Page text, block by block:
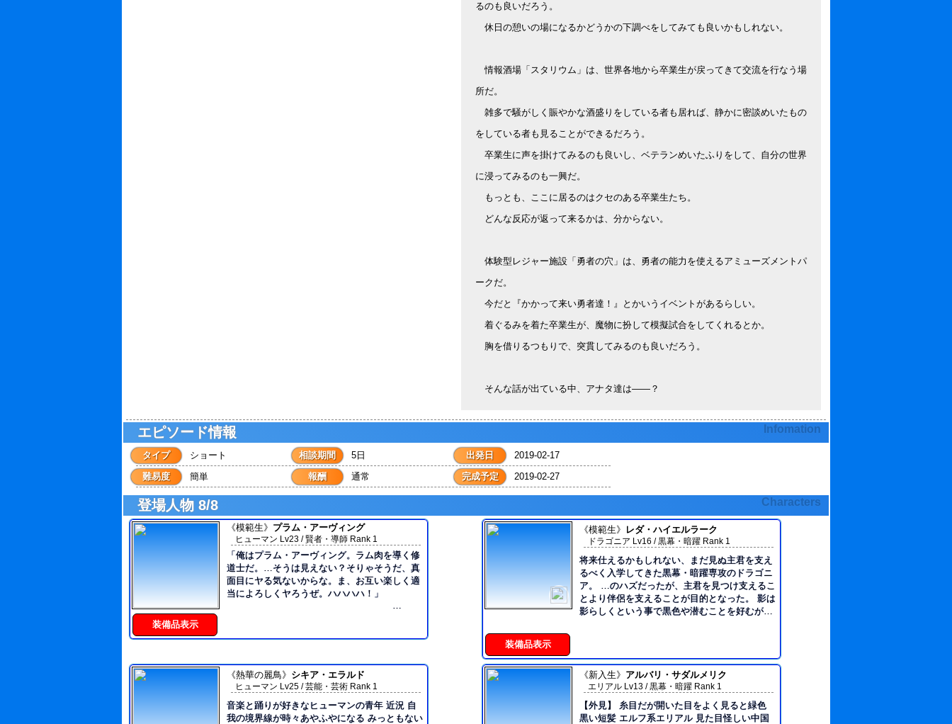
るのも良いだろう。
休日の憩いの場になるかどうかの下調べをしてみても良いかもしれない。
情報酒場「スタリウム」は、世界各地から卒業生が戻ってきて交流を行なう場
所だ。
雑多で騒がしく賑やかな酒盛りをしている者も居れば、静かに密談めいたもの
をしている者も見ることができるだろう。
卒業生に声を掛けてみるのも良いし、ベテランめいたふりをして、自分の世界
に浸ってみるのも一興だ。
もっとも、ここに居るのはクセのある卒業生たち。
どんな反応が返って来るかは、分からない。
体験型レジャー施設「勇者の穴」は、勇者の能力を使えるアミューズメントパ
ークだ。
今だと『かかって来い勇者達！』とかいうイベントがあるらしい。
着ぐるみを着た卒業生が、魔物に扮して模擬試合をしてくれるとか。
胸を借りるつもりで、突貫してみるのも良いだろう。
そんな話が出ている中、アナタ達は――？
エピソード情報 Infomation
タイプ ショート 相談期間 5日 出発日
2019-02-17
難易度
簡単 報酬 通常 完成予定 2019-02-27
登場人物 8/8 Characters
《模範生》 プラム・アーヴィング
ヒューマン Lv23 / 賢者・導師 Rank 1
「俺はプラム・アーヴィング。ラム肉を導く修
道士だ。…そうは見えない？そりゃそうだ、真
面目にヤる気ないからな。ま、お互い楽しく適
当によろしくヤろうぜ。ハハハハ！」
機微の全てを[快楽]として享受する特異体質持
実、貞操観念が無い腐れ修道士。 しかし、異常
性を自覚している為、持ち前の対人スキルで上
手く取り繕い社会に馴染み、円滑に対人関係を
構築する。 最近は交友関係を構築したお陰か、
（犬と親友と恋人限定で）人間らしい側面が見
装備品表示
《模範生》 レダ・ハイエルラーク
ドラゴニア Lv16 / 黒幕・暗躍 Rank 1
将来仕えるかもしれない、まだ見ぬ主君を支え
るべく入学してきた黒幕・暗躍専攻のドラゴニ
ア。 …のハズだったが、主君を見つけ支えるこ
とより伴侶を支えることが目的となった。 影は
影らしくという事で黒色や潜むことを好むが、
は邪魔にならぬよう結う。 ・普段は柔らかい印
象の青い瞳だが、活動時は眼光鋭くなる。 ・髭
はない ・服は暗い色・全身を覆うタイプのもの
を好む傾向がある。(ニンジャ…のようなもの)
・武器の双剣(大きさは小剣並)は左右の足に鞘
装備品表示
《熱華の麗鳥》 シキア・エラルド
ヒューマン Lv25 / 芸能・芸術 Rank 1
音楽と踊りが好きなヒューマンの青年 近況 自
我の境界線が時々あやふやになる みっともない
《新入生》 アルバリ・サダルメリク
エリアル Lv13 / 黒幕・暗躍 Rank 1
【外見】 糸目だが開いた目をよく見ると緑色
黒い短髪 エルフ系エリアル 見た目怪しい中国